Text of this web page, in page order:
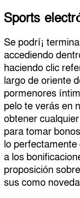
Sports
Se podrí¡
accediendo
haciendo clic
largo de oriente
pormenores
pelo te verás en
obtener
para tomar
lo
a los
proposición
sus como